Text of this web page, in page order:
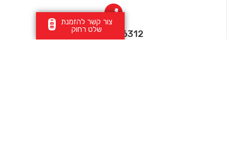
צור קשר להזמנת
שלט רחוק
077-9976312